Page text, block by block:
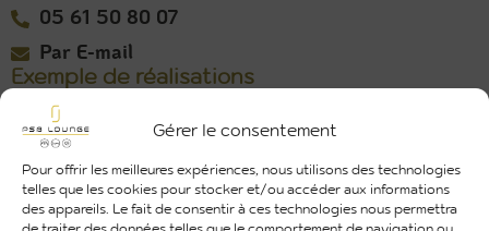
Gérer le consentement
Pour offrir les meilleures expériences, nous utilisons des technologies
telles que les cookies pour stocker et/ou accéder aux informations
des appareils. Le fait de consentir à ces technologies nous permettra
05 61 50 80 07
Par E-mail
Exemple de réalisations